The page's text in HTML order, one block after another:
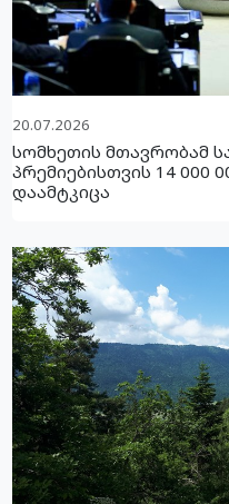
20.07.2026
სომხეთის მთავრობამ
პრემიებისთვის 14
დაამტკიცა